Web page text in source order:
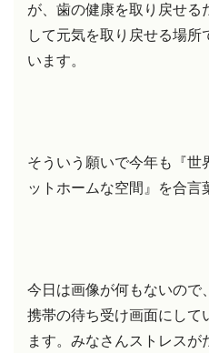
が、歯の健康を取り戻せる
して元気を取り戻せる場所
います。
そういう願いで今年も『世
ットホームな空間』を合言
今日は画像が何もないので
携帯の待ち受け画面にして
ます。みなさんストレスが